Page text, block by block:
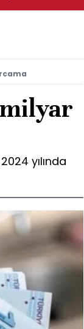
milyar
yılında